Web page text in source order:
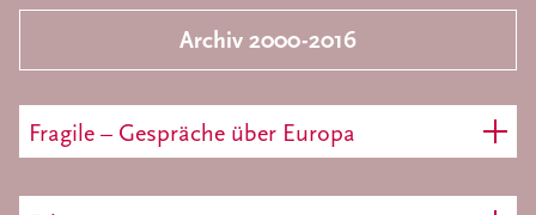
Archiv 2000-2016
Fragile – Gespräche über Europa